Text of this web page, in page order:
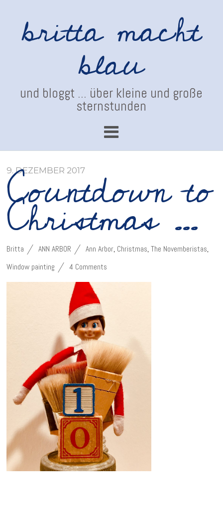
britta macht
blau
und bloggt ... über kleine und große
sternstunden
9. DEZEMBER 2017
Countdown to
Christmas …
Britta ANN ARBOR Ann Arbor, Christmas,The Novemberistas,
Window painting
4 Comments